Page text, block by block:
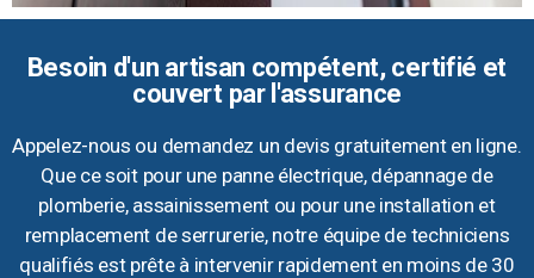
Besoin d'un artisan compétent, certifié et
couvert par l'assurance
Appelez-nous ou demandez un devis gratuitement en ligne.
Que ce soit pour une panne électrique, dépannage de
plomberie, assainissement ou pour une installation et
remplacement de serrurerie, notre équipe de techniciens
qualifiés est prête à intervenir rapidement en moins de 30